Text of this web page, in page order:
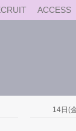
ACCESS
14日(